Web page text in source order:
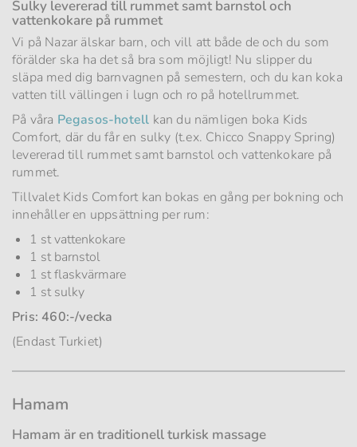
Sulky levererad till rummet samt barnstol och
vattenkokare på rummet
Vi på Nazar älskar barn, och vill att både de och du som
förälder ska ha det så bra som möjligt! Nu slipper du
släpa med dig barnvagnen på semestern, och du kan koka
vatten till vällingen i lugn och ro på hotellrummet.
På våra Pegasos-hotell kan du nämligen boka Kids
Comfort, där du får en sulky (t.ex. Chicco Snappy Spring)
levererad till rummet samt barnstol och vattenkokare på
rummet.
Tillvalet Kids Comfort kan bokas en gång per bokning och
innehåller en uppsättning per rum:
1 st vattenkokare
1 st barnstol
1 st flaskvärmare
1 st sulky
Pris: 460:-/vecka
(Endast Turkiet)
Hamam
Hamam är en traditionell turkisk massage